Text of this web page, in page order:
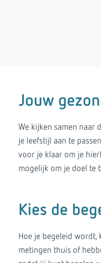
Jouw
We kijken samen naar
je leefstijl aan te
voor je klaar om je
mogelijk om je doel te
Kies de
Hoe je begeleid wordt,
metingen thuis of